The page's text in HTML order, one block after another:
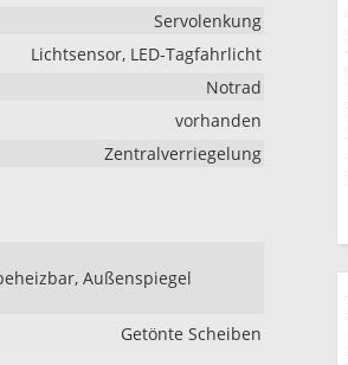
Servolenkung
Lichtsensor, LED-Tagfahrlicht
Notrad
vorhanden
Zentralverriegelung
Außenspiegel
Getönte Scheiben